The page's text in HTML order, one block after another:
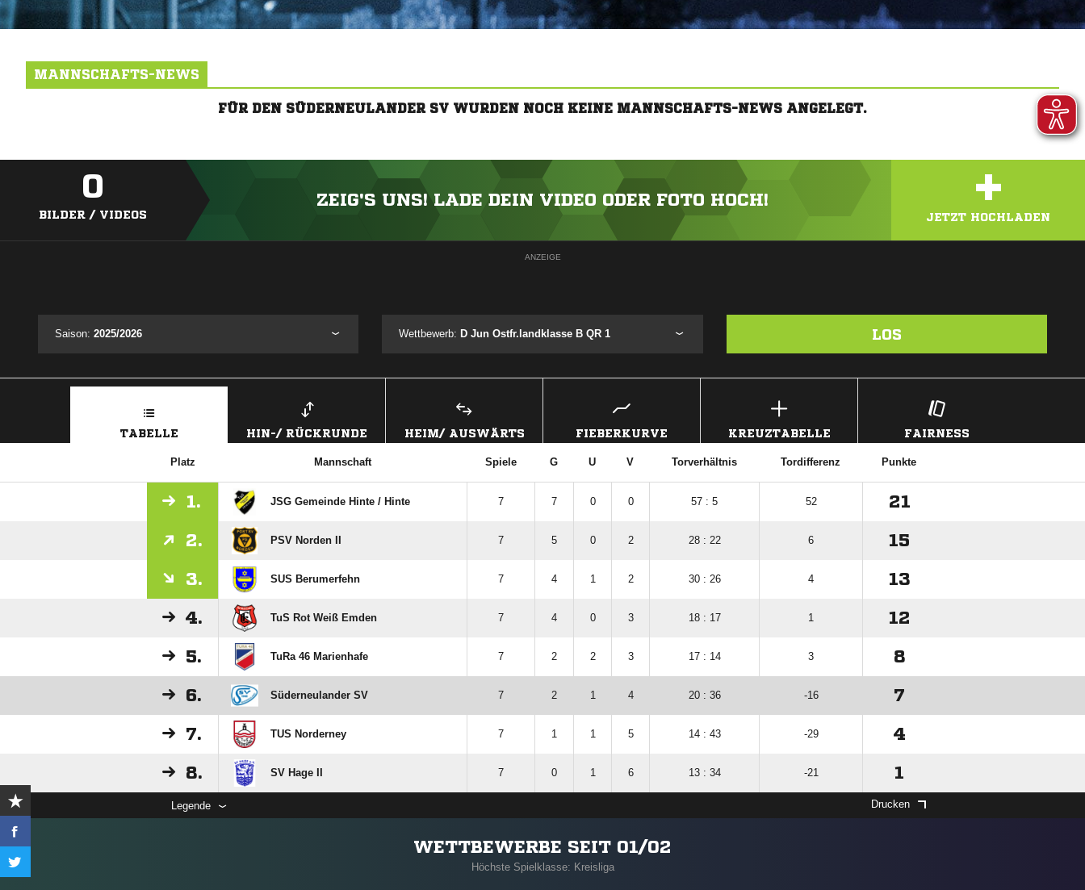
MANNSCHAFTS-NEWS
FÜR DEN SÜDERNEULANDER SV WURDEN NOCH KEINE MANNSCHAFTS-NEWS ANGELEGT.
0
BILDER / VIDEOS
ZEIG'S UNS! LADE DEIN VIDEO ODER FOTO HOCH! +
JETZT HOCHLADEN
ANZEIGE
Saison: 2025/2026 Wettbewerb: D Jun Ostfr.landklasse B QR 1 LOS
TABELLE HIN-/ RÜCKRUNDE HEIM/ AUSWÄRTS FIEBERKURVE KREUZTABELLE FAIRNESS
Platz Mannschaft Spiele G U V Torverhältnis Tordifferenz Punkte
1. JSG Gemeinde Hinte /​ Hinte 7 7 0 0 57 : 5 52 21
2. PSV Norden II 7 5 0 2 28 : 22 6 15
3. SUS Berumerfehn 7 4 1 2 30 : 26 4 13
4. TuS Rot Weiß Emden 7 4 0 3 18 : 17 1 12
5. TuRa 46 Marienhafe 7 2 2 3 17 : 14 3 8
6. Süderneulander SV 7 2 1 4 20 : 36 -16 7
7. TUS Norderney 7 1 1 5 14 : 43 -29 4
8. SV Hage II 7 0 1 6 13 : 34 -21 1
Legende Drucken
WETTBEWERBE SEIT 01/02
Höchste Spielklasse: Kreisliga